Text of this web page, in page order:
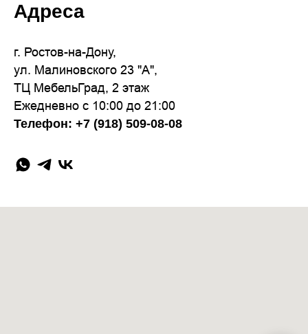
Адреса
г. Ростов-на-Дону,
ул. Малиновского 23 "А",
ТЦ МебельГрад, 2 этаж
Ежедневно с 10:00 до 21:00
Телефон: +7 (918) 509-08-08